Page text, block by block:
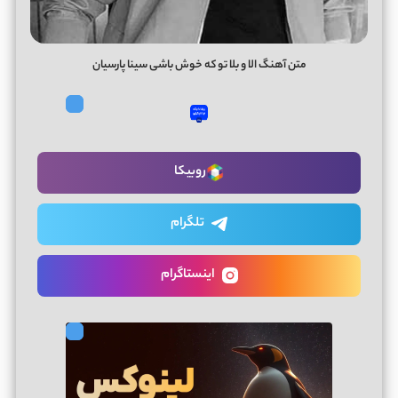
متن آهنگ الا و بلا تو که خوش باشی سینا پارسیان
روبیکا
تلگرام
اینستاگرام